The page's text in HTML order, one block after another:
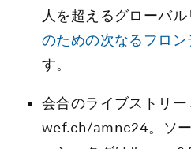
人を超えるグローバ
のための次なるフロン
す。
会合のライブストリー
wef.ch/amnc24。ソ